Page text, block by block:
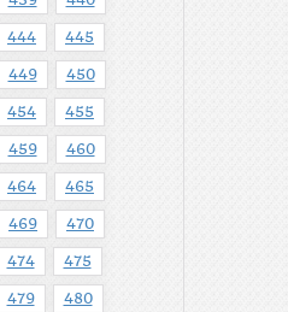
444 445
449 450
454 455
459 460
464 465
469 470
474 475
479 480